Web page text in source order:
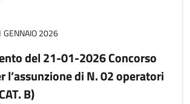
GENNAIO 2026
del 21-01-2026 Concorso
l’assunzione di N. 02 operatori
B)